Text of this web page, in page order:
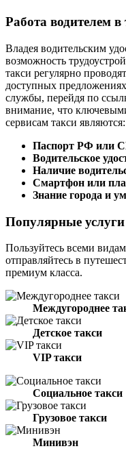
Работа водителем
Владея водительским
возможность
такси регулярно
доступных
службы, перейдя по
внимание, что
сервисам такси являются:
Паспорт РФ или
Водительское
Наличие
Смартфон или
Знание города и
Популярные услуги
Пользуйтесь всеми
отправляйтесь в
премиум класса.
Междугороднее
Детское такси
VIP такси
Социальное такси
Грузовое такси
Минивэн